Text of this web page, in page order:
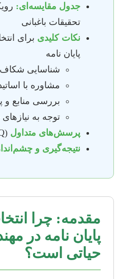
جدول مقایسه‌ای:
تحقیقات باغبانی
نکات کلیدی برای
پایان نامه
شناسایی
مشاوره با
بررسی منابع و
توجه به
پرسش‌های متداول (FAQ)
نتیجه‌گیری و
مقدمه: چرا
پایان نامه در
حیاتی است؟